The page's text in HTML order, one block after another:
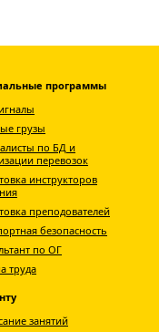
программы
грузы
по БД и
перевозок
инструкторов
преподователей
безопасность
по ОГ
труда
занятий